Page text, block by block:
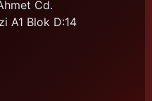
Cd.
A1 Blok D:14